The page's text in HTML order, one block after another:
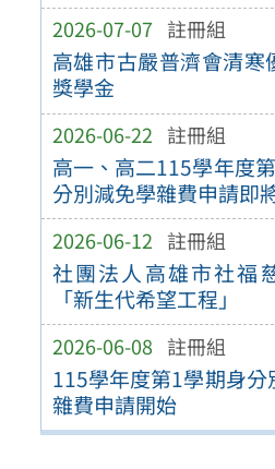
2026-07-07 註冊組
高雄市古嚴普濟會清寒
獎學金
2026-06-22 註冊組
高一、高二115學年度
分別減免學雜費申請即
2026-06-12 註冊組
社團法人高雄市社福
「新生代希望工程」
2026-06-08 註冊組
115學年度第1學期身分
雜費申請開始